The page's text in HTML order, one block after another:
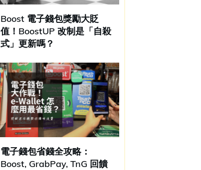
Boost 電子錢包獎勵大貶
值！BoostUP 改制是「自殺
式」更新嗎？
電子錢包省錢全攻略：
Boost, GrabPay, TnG 回饋